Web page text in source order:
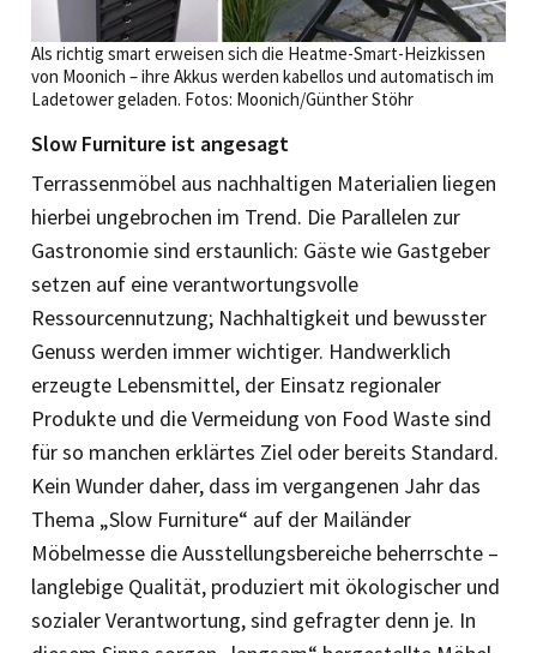
Als richtig smart erweisen sich die Heatme-Smart-Heizkissen
von Moonich – ihre Akkus werden kabellos und automatisch im
Ladetower geladen. Fotos: Moonich/Günther Stöhr
Slow Furniture ist angesagt
Terrassenmöbel aus nachhaltigen Materialien liegen
hierbei ungebrochen im Trend. Die Parallelen zur
Gastronomie sind erstaunlich: Gäste wie Gastgeber
setzen auf eine verantwortungsvolle
Ressourcennutzung; Nachhaltigkeit und bewusster
Genuss werden immer wichtiger. Handwerklich
erzeugte Lebensmittel, der Einsatz regionaler
Produkte und die Vermeidung von Food Waste sind
für so manchen erklärtes Ziel oder bereits Standard.
Kein Wunder daher, dass im vergangenen Jahr das
Thema „Slow Furniture“ auf der Mailänder
Möbelmesse die Ausstellungsbereiche beherrschte –
langlebige Qualität, produziert mit ökologischer und
sozialer Verantwortung, sind gefragter denn je. In